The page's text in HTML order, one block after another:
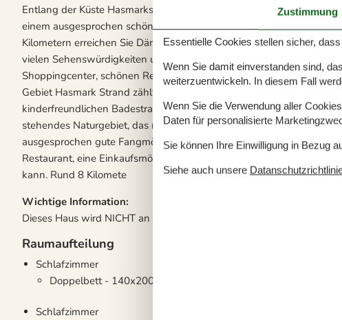
Entlang der Küste Hasmarks bieten sich Ihnen richtig schöne Angel-
einem ausgesprochen schönen, sehr gut gelegenem Ferienhaus in
Kilometern erreichen Sie Dänemarks drittgrößte und gleichzeitig
vielen Sehenswürdigkeiten und Shoppingmöglichkeiten lockt.
Shoppingcenter, schönen Restaurants, mehreren interessanten
Gebiet Hasmark Strand zählt zu den attraktivsten
kinderfreundlichen Badestrand. In Verlängerung des Hasmark
stehendes Naturgebiet, das nur zu Fuß begehbar ist. Bei Hasmark
ausgesprochen gute Fangmöglichkeiten freuen. Beim Campingplatz
Restaurant, eine Einkaufsmöglichkeit und ein großes Badeland, das
kann. Rund 8 Kilomete
Wichtige Information:
Dieses Haus wird NICHT an Jungendgruppen vermietet
Raumaufteilung
Schlafzimmer
Doppelbett - 140x200
Schlafzimmer
Zustimmung
Essentielle Cookies stellen sicher,
Wenn Sie damit einverstanden sind,
weiterzuentwickeln. In diesem Fall
Wenn Sie die Verwendung aller
Daten für personalisierte
Sie können Ihre Einwilligung in Bezug
Siehe auch unsere